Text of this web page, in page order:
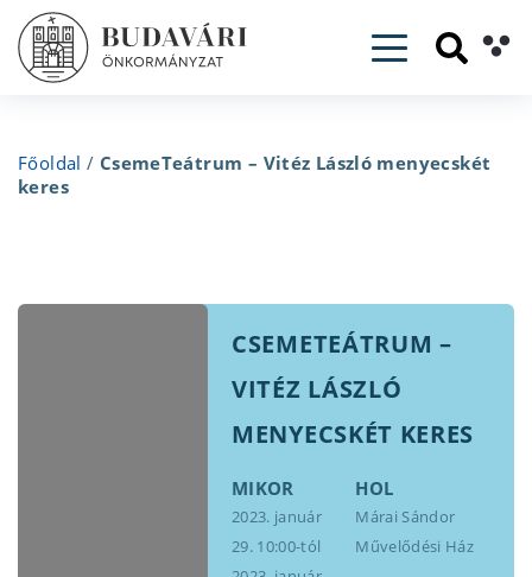
Toggle
Főoldal / CsemeTeátrum – Vitéz László menyecskét
keres
CSEMETEÁTRUM –
VITÉZ LÁSZLÓ
MENYECSKÉT KERES
MIKOR
2023. január
29. 10:00-tól
HOL
Márai Sándor
Művelődési Ház